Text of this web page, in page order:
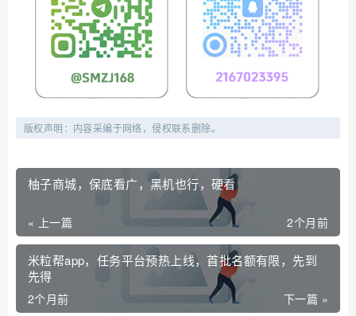
版权声明：内容采编于网络，侵权联系删除。
柚子商城，保底看广，黑机也行，硬看
« 上一篇 2个月前
米粒帮app，任务平台预热上线，首批名额有限，先到
先得
下一篇 »
2个月前